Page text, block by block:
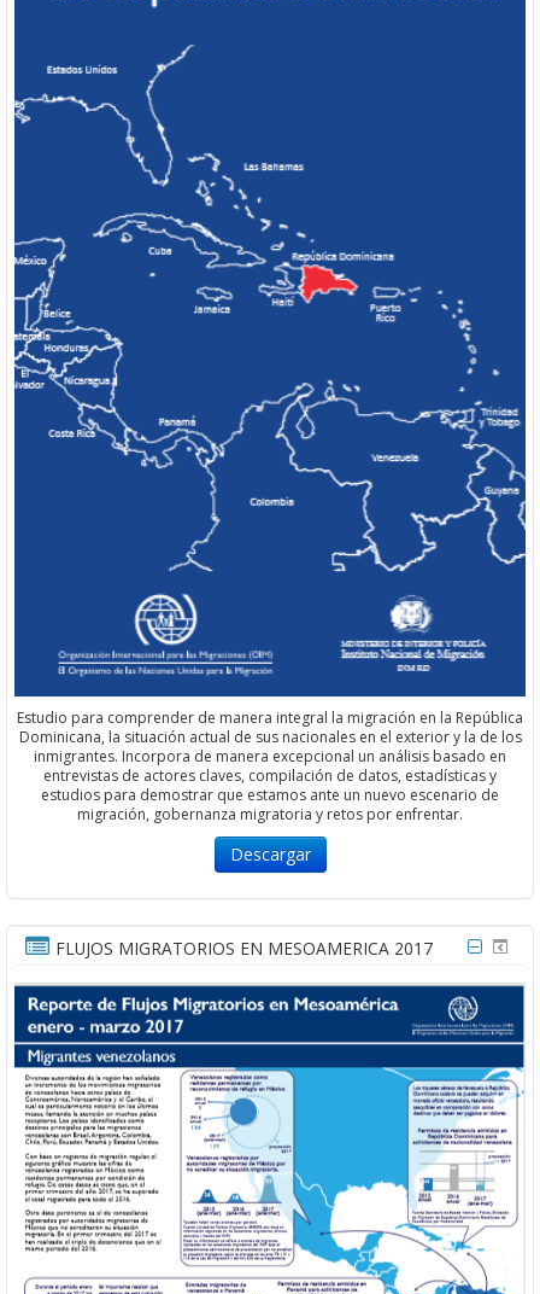
Estudio para comprender de manera integral la migración en la República
Dominicana, la situación actual de sus nacionales en el exterior y la de los
inmigrantes. Incorpora de manera excepcional un análisis basado en
entrevistas de actores claves, compilación de datos, estadísticas y
estudios para demostrar que estamos ante un nuevo escenario de
migración, gobernanza migratoria y retos por enfrentar.
Descargar
FLUJOS MIGRATORIOS EN MESOAMERICA 2017